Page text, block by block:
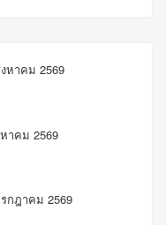
หาคม 2569
าคม 2569
กฎาคม 2569